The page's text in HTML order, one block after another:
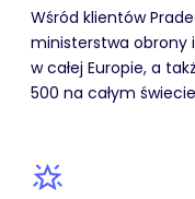
Wśród klientów
ministerstwa obrony
w całej Europie, a
500 na całym